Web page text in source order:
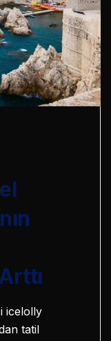
icelolly
tatil